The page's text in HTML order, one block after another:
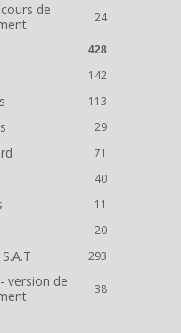
24
de
428
142
113
29
71
40
11
20
293
38
version de